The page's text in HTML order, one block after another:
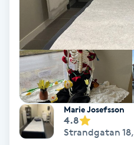
Pigmentfläckar
Plastikkirurgi
Powder brows
Power Yoga
PRP (Platelet Rich Plasma)
Marie Josefsson
4.8
Strandgatan 18,